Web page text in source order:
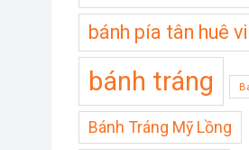
bánh pía tân huê
bánh tráng
Bánh Tráng Mỹ Lồng